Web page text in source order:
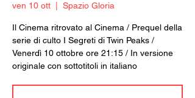
ven 10 ott Spazio Gloria
Il Cinema ritrovato al Cinema / Prequel della
serie di culto I Segreti di Twin Peaks /
Venerdì 10 ottobre ore 21:15 / In versione
originale con sottotitoli in italiano